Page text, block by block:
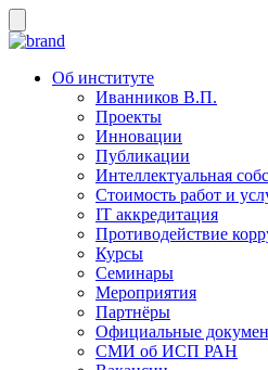
Об институте
Иванников В.П.
Проекты
Инновации
Публикации
Интеллектуальная
Стоимость работ и
IT аккредитация
Противодействие
Курсы
Семинары
Мероприятия
Партнёры
Официальные
СМИ об ИСП РАН